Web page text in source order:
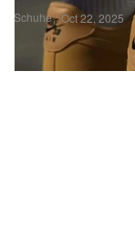
Schuhe Oct 22, 2025